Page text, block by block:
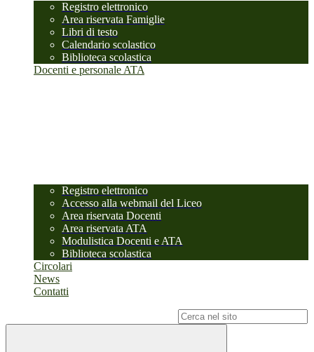
Registro elettronico
Area riservata Famiglie
Libri di testo
Calendario scolastico
Biblioteca scolastica
Docenti e personale ATA
Registro elettronico
Accesso alla webmail del Liceo
Area riservata Docenti
Area riservata ATA
Modulistica Docenti e ATA
Biblioteca scolastica
Circolari
News
Contatti